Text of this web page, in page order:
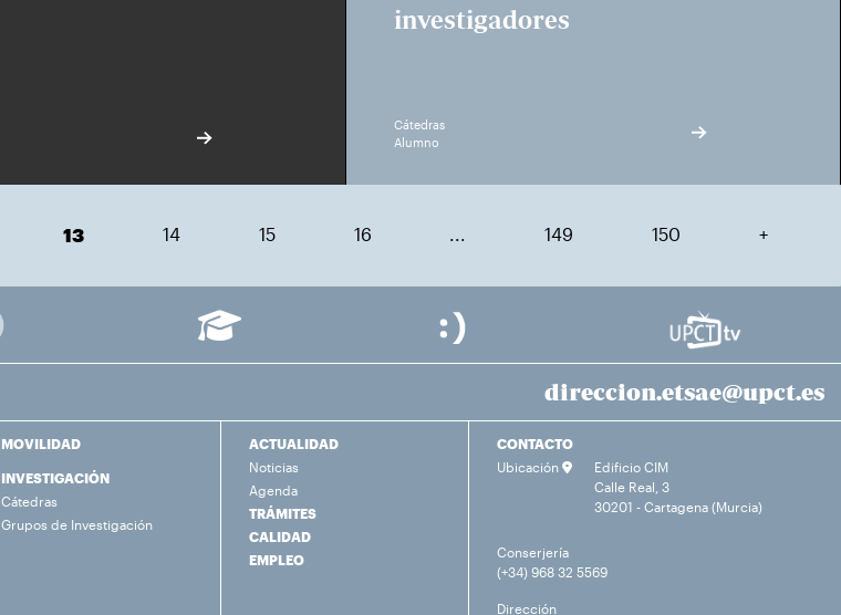
investigadores
Cátedras
Alumno
13 14 15 16 ... 149 150 +
direccion.etsae@upct.es
MOVILIDAD
INVESTIGACIÓN
Cátedras
Grupos de Investigación
ACTUALIDAD
Noticias
Agenda
TRÁMITES
CALIDAD
EMPLEO
CONTACTO
Ubicación
Edificio CIM
Calle Real, 3
30201 - Cartagena (Murcia)
Conserjería
(+34) 968 32 5569
Dirección